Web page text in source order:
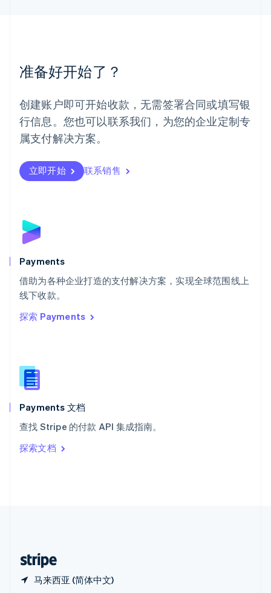
准备好开始了？
创建账户即可开始收款，无需签署合同或填写银
行信息。您也可以联系我们，为您的企业定制专
属支付解决方案。
立即开始 联系销售
Payments
借助为各种企业打造的支付解决方案，实现全球范围线上
线下收款。
探索 Payments
Payments 文档
查找 Stripe 的付款 API 集成指南。
探索文档
马来西亚 (简体中文)
挪威
葡萄牙
Português English
日本
日本語English
瑞典
瑞士
DeutschFrançais
English
斯洛文尼亚
泰国
ไทยEnglish
希腊
English
西班牙
新西兰
English
匈牙利
English
ItalianoEnglish
印度
English